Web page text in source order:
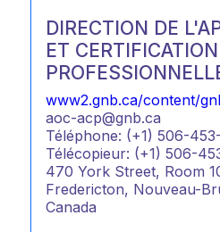
DIRECTION DE
ET CERTIFICATION
www2.gnb.ca/content/
aoc-acp@gnb.ca
Téléphone: (+1) 506-
Télécopieur: (+1) 506-
470 York Street, Room
Fredericton, Nouveau-
Canada